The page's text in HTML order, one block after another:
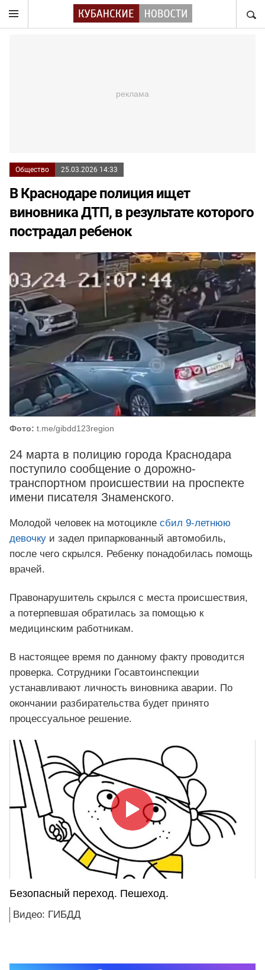
Общество 25.03.2026 14:33
В Краснодаре полиция ищет
виновника ДТП, в результате которого
пострадал ребенок
Фото: t.me/gibdd123region
24 марта в полицию города Краснодара
поступило сообщение о дорожно-
транспортном происшествии на проспекте
имени писателя Знаменского.
Молодой человек на мотоцикле сбил 9-летнюю
девочку и задел припаркованный автомобиль,
после чего скрылся. Ребенку понадобилась помощь
врачей.
Правонарушитель скрылся с места происшествия,
а потерпевшая обратилась за помощью к
медицинским работникам.
В настоящее время по данному факту проводится
проверка. Сотрудники Госавтоинспекции
устанавливают личность виновника аварии. По
окончании разбирательства будет принято
процессуальное решение.
Безопасный переход. Пешеход.
Видео: ГИБДД